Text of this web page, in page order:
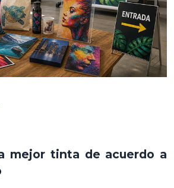
mejor tinta de acuerdo a